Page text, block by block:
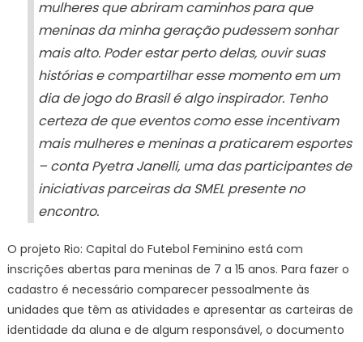
mulheres que abriram caminhos para que
meninas da minha geração pudessem sonhar
mais alto. Poder estar perto delas, ouvir suas
histórias e compartilhar esse momento em um
dia de jogo do Brasil é algo inspirador. Tenho
certeza de que eventos como esse incentivam
mais mulheres e meninas a praticarem esportes
– conta Pyetra Janelli, uma das participantes de
iniciativas parceiras da SMEL presente no
encontro.
O projeto Rio: Capital do Futebol Feminino está com
inscrições abertas para meninas de 7 a 15 anos. Para fazer o
cadastro é necessário comparecer pessoalmente às
unidades que têm as atividades e apresentar as carteiras de
identidade da aluna e de algum responsável, o documento